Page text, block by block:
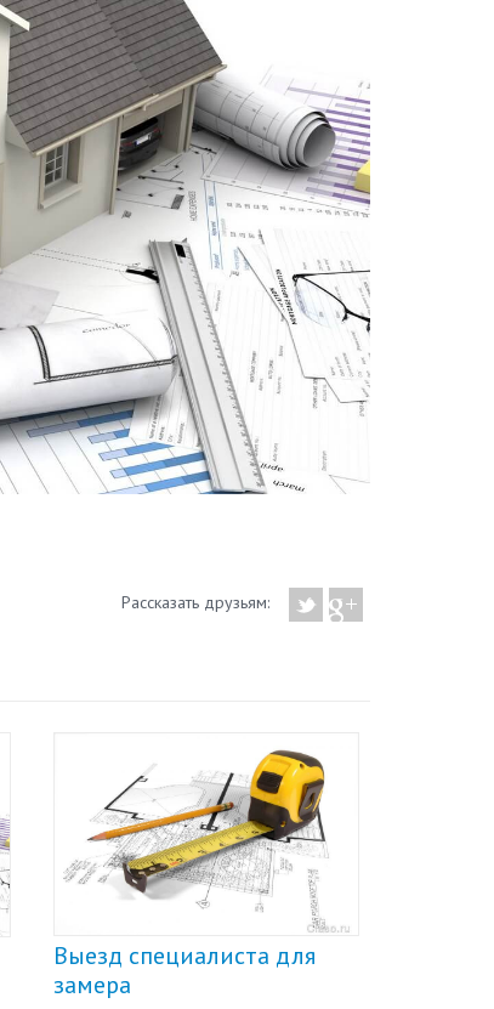
Рассказать друзьям:
Выезд специалиста для
замера